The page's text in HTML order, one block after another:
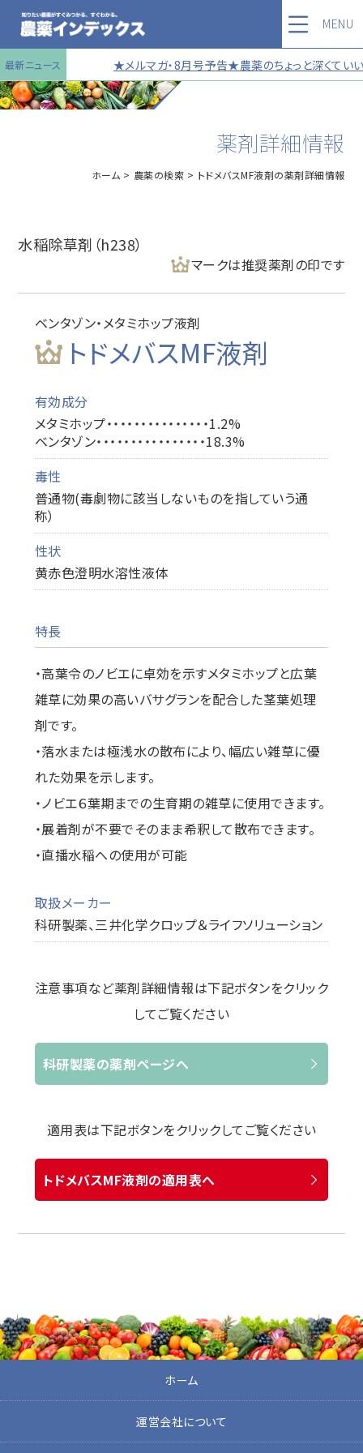
最新ニュース ★メルマガ・8月号予告★農薬のちょっと深く
MENU
薬剤詳細情報
ホーム 農薬の検索 トドメバスMF液剤の薬剤詳細情報
水稲除草剤（h238）
マークは推奨薬剤の印です
ベンタゾン・メタミホップ液剤
トドメバスMF液剤
有効成分
メタミホップ・・・・・・・・・・・・・・・1.2%
ベンタゾン・・・・・・・・・・・・・・・・18.3%
毒性
普通物(毒劇物に該当しないものを指していう通
称）
性状
黄赤色澄明水溶性液体
特長
・高葉令のノビエに卓効を示すメタミホップと広葉
雑草に効果の高いバサグランを配合した茎葉処理
剤です。
・落水または極浅水の散布により、幅広い雑草に優
れた効果を示します。
・ノビエ６葉期までの生育期の雑草に使用できます。
・展着剤が不要でそのまま希釈して散布できます。
・直播水稲への使用が可能
取扱メーカー
科研製薬、三井化学クロップ＆ライフソリューション
注意事項など薬剤詳細情報は下記ボタンをクリック
してご覧ください
科研製薬の薬剤ページへ
適用表は下記ボタンをクリックしてご覧ください
トドメバスMF液剤の適用表へ
ホーム
運営会社について